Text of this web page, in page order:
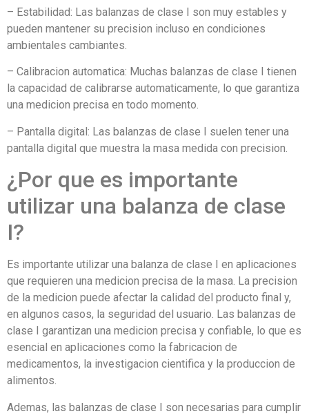
– Estabilidad: Las balanzas de clase I son muy estables y
pueden mantener su precision incluso en condiciones
ambientales cambiantes.
– Calibracion automatica: Muchas balanzas de clase I tienen
la capacidad de calibrarse automaticamente, lo que garantiza
una medicion precisa en todo momento.
– Pantalla digital: Las balanzas de clase I suelen tener una
pantalla digital que muestra la masa medida con precision.
¿Por que es importante
utilizar una balanza de clase
I?
Es importante utilizar una balanza de clase I en aplicaciones
que requieren una medicion precisa de la masa. La precision
de la medicion puede afectar la calidad del producto final y,
en algunos casos, la seguridad del usuario. Las balanzas de
clase I garantizan una medicion precisa y confiable, lo que es
esencial en aplicaciones como la fabricacion de
medicamentos, la investigacion cientifica y la produccion de
alimentos.
Ademas, las balanzas de clase I son necesarias para cumplir